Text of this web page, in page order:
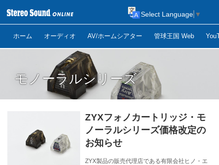
ホーム オーディオ AV/ホームシアター 管球王国 Web
Select Language ▼
モノーラルシリーズ
ZYXフォノカートリッジ・モ
ノーラルシリーズ価格改定の
お知らせ
ZYX製品の販売代理店である有限会社ヒノ・エ